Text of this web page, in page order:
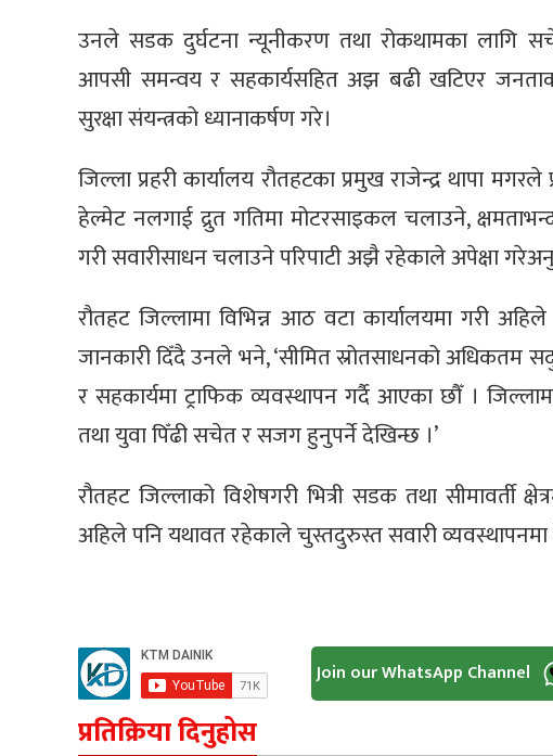
उनले सडक दुर्घटना न्यूनीकरण तथा रोकथामका
आपसी समन्वय र सहकार्यसहित अझ बढी खटिएर
सुरक्षा संयन्त्रको ध्यानाकर्षण गरे।
जिल्ला प्रहरी कार्यालय रौतहटका प्रमुख राजेन्द्र थापा
हेल्मेट नलगाई द्रुत गतिमा मोटरसाइकल चलाउने,
गरी सवारीसाधन चलाउने परिपाटी अझै रहेकाले अपेक्षा
रौतहट जिल्लामा विभिन्न आठ वटा कार्यालयमा गरी
जानकारी दिँदै उनले भने, ‘सीमित स्रोतसाधनको अधिकतम
र सहकार्यमा ट्राफिक व्यवस्थापन गर्दै आएका छौँ ।
तथा युवा पिँढी सचेत र सजग हुनुपर्ने देखिन्छ ।’
रौतहट जिल्लाको विशेषगरी भित्री सडक तथा सीमावर्ती
अहिले पनि यथावत रहेकाले चुस्तदुरुस्त सवारी
Join our WhatsApp Channel
प्रतिक्रिया दिनुहोस